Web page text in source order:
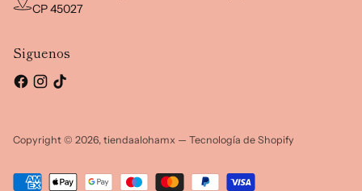
CP 45027
Siguenos
Copyright © 2026, tiendaalohamx — Tecnología de Shopify